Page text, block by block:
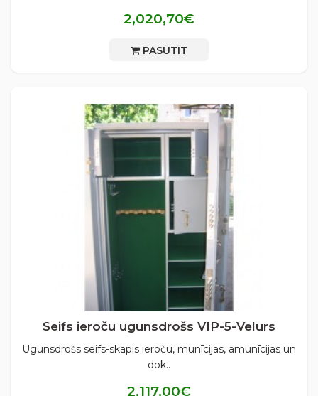
2,020,70€
PASŪTĪT
Seifs ieroču ugunsdrošs VIP-5-Velurs
Ugunsdrošs seifs-skapis ieroču, munīcijas, amunīcijas un
dok..
2,117,00€